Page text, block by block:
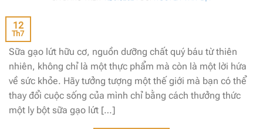
12
Th7
Sữa gạo lứt hữu cơ, nguồn dưỡng chất quý báu từ thiên
nhiên, không chỉ là một thực phẩm mà còn là một lời hứa
về sức khỏe. Hãy tưởng tượng một thế giới mà bạn có thể
thay đổi cuộc sống của mình chỉ bằng cách thưởng thức
một ly bột sữa gạo lứt […]